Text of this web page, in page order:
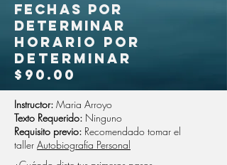
FECHAS por
determinar
horario por
determinar
$90.00
Instructor: Maria Arroyo
Texto Requerido: Ninguno
Requisito previo: Recomendado tomar el
taller Autobiografía Personal